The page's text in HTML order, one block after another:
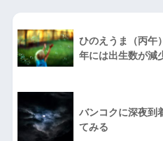
ひのえうま（丙午
年には出生数が減
バンコクに深夜到
てみる